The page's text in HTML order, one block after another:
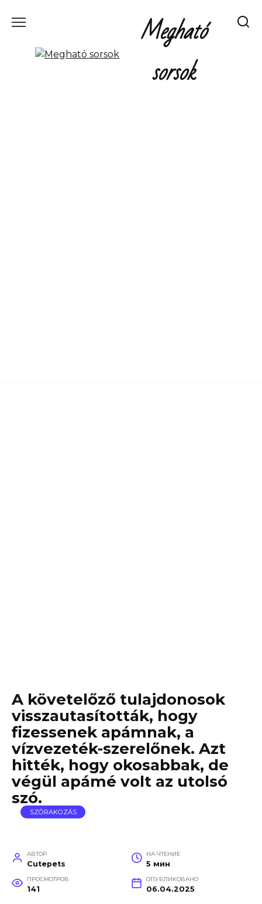
Megható
sorsok
A követelőző tulajdonosok
visszautasították, hogy
fizessenek apámnak, a
vízvezeték-szerelőnek. Azt
hitték, hogy okosabbak, de
végül apámé volt az utolsó
szó.
SZÓRAKOZÁS
АВТОР
Cutepets
НА ЧТЕНИЕ
5 мин
ПРОСМОТРОВ
141
ОПУБЛИКОВАНО
06.04.2025